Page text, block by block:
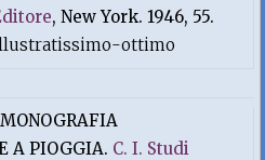
, New York. 1946, 55.
ottimo
MONOGRAFIA
A PIOGGIA. C. I. Studi